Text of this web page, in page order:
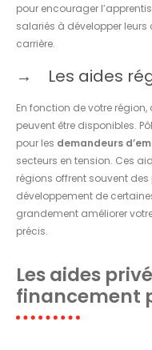
pour encourager
salariés à développer
carrière.
Les aides
En fonction de votre
peuvent être disponibles.
pour les demandeurs
secteurs en tension. Ces
régions offrent souvent
développement de
grandement améliorer
précis.
Les aides
financement